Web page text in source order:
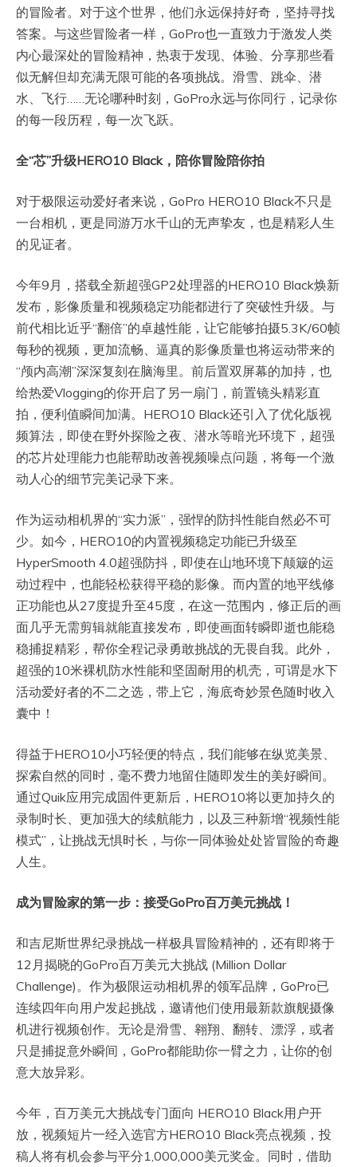
的冒险者。对于这个世界，他们永远保持好奇，坚持寻找
答案。与这些冒险者一样，GoPro也一直致力于激发人类
内心最深处的冒险精神，热衷于发现、体验、分享那些看
似无解但却充满无限可能的各项挑战。滑雪、跳伞、潜
水、飞行……无论哪种时刻，GoPro永远与你同行，记录你
的每一段历程，每一次飞跃。
全“芯”升级HERO10 Black，陪你冒险陪你拍
对于极限运动爱好者来说，GoPro HERO10 Black不只是
一台相机，更是同游万水千山的无声挚友，也是精彩人生
的见证者。
今年9月，搭载全新超强GP2处理器的HERO10 Black焕新
发布，影像质量和视频稳定功能都进行了突破性升级。与
前代相比近乎“翻倍”的卓越性能，让它能够拍摄5.3K/60帧
每秒的视频，更加流畅、逼真的影像质量也将运动带来的
“颅内高潮”深深复刻在脑海里。前后置双屏幕的加持，也
给热爱Vlogging的你开启了另一扇门，前置镜头精彩直
拍，便利值瞬间加满。HERO10 Black还引入了优化版视
频算法，即使在野外探险之夜、潜水等暗光环境下，超强
的芯片处理能力也能帮助改善视频噪点问题，将每一个激
动人心的细节完美记录下来。
作为运动相机界的“实力派”，强悍的防抖性能自然必不可
少。如今，HERO10的内置视频稳定功能已升级至
HyperSmooth 4.0超强防抖，即使在山地环境下颠簸的运
动过程中，也能轻松获得平稳的影像。而内置的地平线修
正功能也从27度提升至45度，在这一范围内，修正后的画
面几乎无需剪辑就能直接发布，即使画面转瞬即逝也能稳
稳捕捉精彩，帮你全程记录勇敢挑战的无畏自我。此外，
超强的10米裸机防水性能和坚固耐用的机壳，可谓是水下
活动爱好者的不二之选，带上它，海底奇妙景色随时收入
囊中！
得益于HERO10小巧轻便的特点，我们能够在纵览美景、
探索自然的同时，毫不费力地留住随即发生的美好瞬间。
通过Quik应用完成固件更新后，HERO10将以更加持久的
录制时长、更加强大的续航能力，以及三种新增“视频性能
模式”，让挑战无惧时长，与你一同体验处处皆冒险的奇趣
人生。
成为冒险家的第一步：接受GoPro百万美元挑战！
和吉尼斯世界纪录挑战一样极具冒险精神的，还有即将于
12月揭晓的GoPro百万美元大挑战 (Million Dollar
Challenge)。作为极限运动相机界的领军品牌，GoPro已
连续四年向用户发起挑战，邀请他们使用最新款旗舰摄像
机进行视频创作。无论是滑雪、翱翔、翻转、漂浮，或者
只是捕捉意外瞬间，GoPro都能助你一臂之力，让你的创
意大放异彩。
今年，百万美元大挑战专门面向 HERO10 Black用户开
放，视频短片一经入选官方HERO10 Black亮点视频，投
稿人将有机会参与平分1,000,000美元奖金。同时，借助